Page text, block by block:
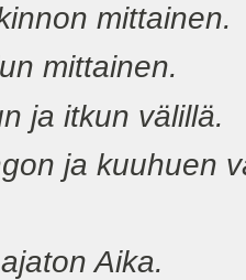
mittainen.
mittainen.
ja itkun välillä.
ja kuuhuen
Aika.